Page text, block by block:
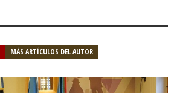
MÁS ARTÍCULOS DEL AUTOR